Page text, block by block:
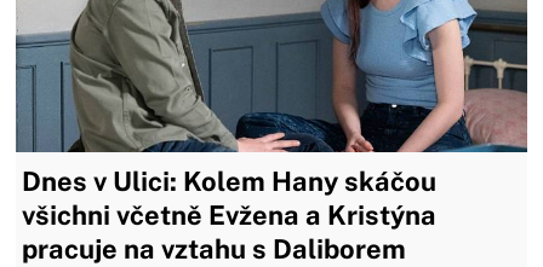
Dnes v Ulici: Kolem Hany skáčou
všichni včetně Evžena a Kristýna
pracuje na vztahu s Daliborem